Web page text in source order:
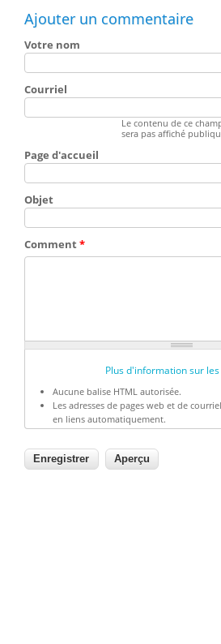
Ajouter un commentaire
Votre nom
Courriel
Le contenu de ce
sera pas affiché
Page d'accueil
Objet
Comment*
Plus d'information sur
Aucune balise HTML autorisée.
Les adresses de pages web et de
en liens automatiquement.